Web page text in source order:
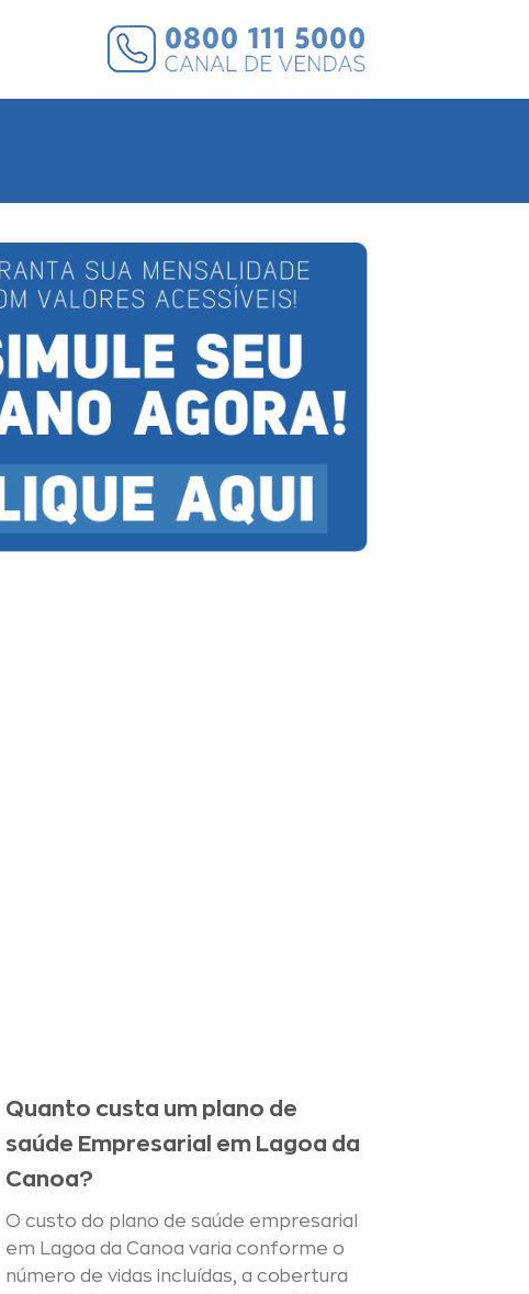
Quanto custa um plano de
saúde Empresarial em Lagoa da
Canoa?
O custo do plano de saúde empresarial
em Lagoa da Canoa varia conforme o
número de vidas incluídas, a cobertura